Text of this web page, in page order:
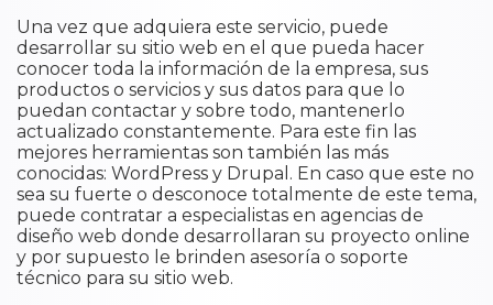
Una vez que adquiera este servicio, puede
desarrollar su sitio web en el que pueda hacer
conocer toda la información de la empresa, sus
productos o servicios y sus datos para que lo
puedan contactar y sobre todo, mantenerlo
actualizado constantemente. Para este fin las
mejores herramientas son también las más
conocidas: WordPress y Drupal. En caso que este no
sea su fuerte o desconoce totalmente de este tema,
puede contratar a especialistas en agencias de
diseño web donde desarrollaran su proyecto online
y por supuesto le brinden asesoría o soporte
técnico para su sitio web.